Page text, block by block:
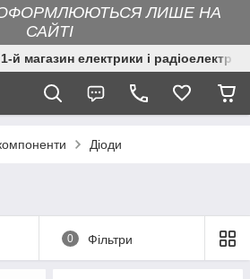
ЛИШЕ НА
САЙТІ
й магазин електрики і
Діоди
0 Фільтри